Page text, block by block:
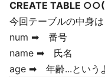
CREATE TABLE
今回テーブルの中身は
num ➡ 番号
name ➡ 氏名
age ➡ 年齢...という